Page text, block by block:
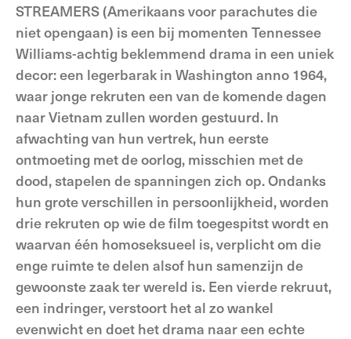
STREAMERS (Amerikaans voor parachutes die
niet opengaan) is een bij momenten Tennessee
Williams-achtig beklemmend drama in een uniek
decor: een legerbarak in Washington anno 1964,
waar jonge rekruten een van de komende dagen
naar Vietnam zullen worden gestuurd. In
afwachting van hun vertrek, hun eerste
ontmoeting met de oorlog, misschien met de
dood, stapelen de spanningen zich op. Ondanks
hun grote verschillen in persoonlijkheid, worden
drie rekruten op wie de film toegespitst wordt en
waarvan één homoseksueel is, verplicht om die
enge ruimte te delen alsof hun samenzijn de
gewoonste zaak ter wereld is. Een vierde rekruut,
een indringer, verstoort het al zo wankel
evenwicht en doet het drama naar een echte